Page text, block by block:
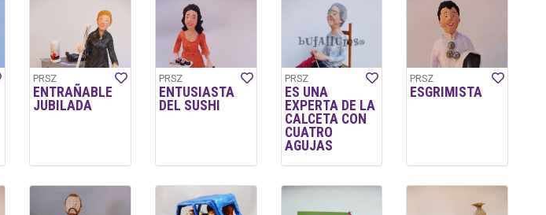
PRSZ
ENTRAÑABLE
JUBILADA
PRSZ
ENTUSIASTA
DEL SUSHI
PRSZ
ES UNA
EXPERTA DE LA
CALCETA CON
CUATRO
AGUJAS
PRSZ
ESGRIMISTA